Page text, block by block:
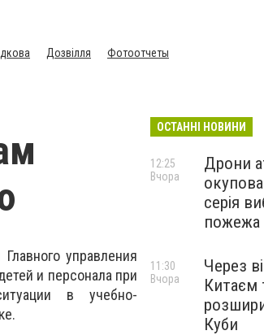
Дозвілля Фотоотчеты
управления
и персонала при
в учебно-
ОСТАННІ НОВИНИ
Дрони
серія
пожежа
12:25
Вчора
Через
Куби
11:30
Вчора